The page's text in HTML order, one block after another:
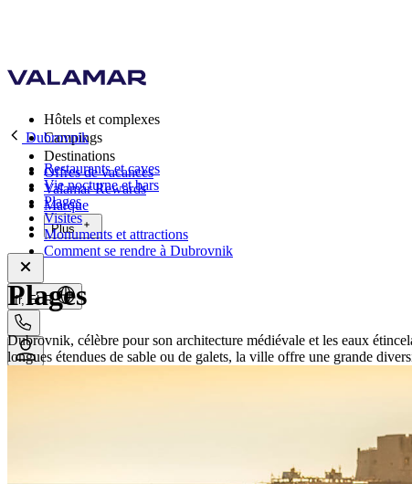
Hôtels et complexes
Campings
Destinations
Offres de vacances
Valamar Rewards
Marque
Plus
fr, EUR
Dubrovnik
Restaurants et caves
Vie nocturne et bars
Plages
Visites
Monuments et attractions
Comment se rendre à Dubrovnik
Plages
Dubrovnik, célèbre pour son architecture médiévale et les eaux
longues étendues de sable ou de galets, la ville offre une grande